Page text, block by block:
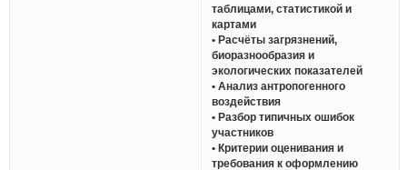
таблицами, статистикой и
картами
• Расчёты загрязнений,
биоразнообразия и
экологических показателей
• Анализ антропогенного
воздействия
• Разбор типичных ошибок
участников
• Критерии оценивания и
требования к оформлению